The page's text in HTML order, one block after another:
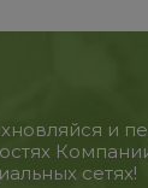
и
сетях!